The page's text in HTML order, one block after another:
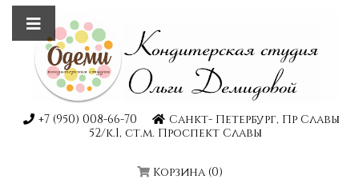
+7 (950) 008-66-70
Санкт- Петербург, Пр Славы
52/к.1, ст.м. Проспект Славы
Корзина (0)